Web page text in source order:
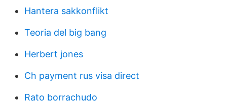
Hantera sakkonflikt
Teoria del big bang
Herbert jones
Ch payment rus visa direct
Rato borrachudo